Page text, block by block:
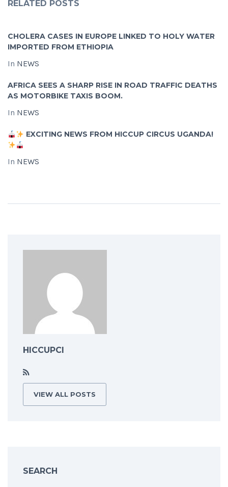
RELATED POSTS
CHOLERA CASES IN EUROPE LINKED TO HOLY WATER
IMPORTED FROM ETHIOPIA
In NEWS
AFRICA SEES A SHARP RISE IN ROAD TRAFFIC DEATHS
AS MOTORBIKE TAXIS BOOM.
In NEWS
EXCITING NEWS FROM HICCUP CIRCUS UGANDA!
In NEWS
HICCUPCI
VIEW ALL POSTS
SEARCH